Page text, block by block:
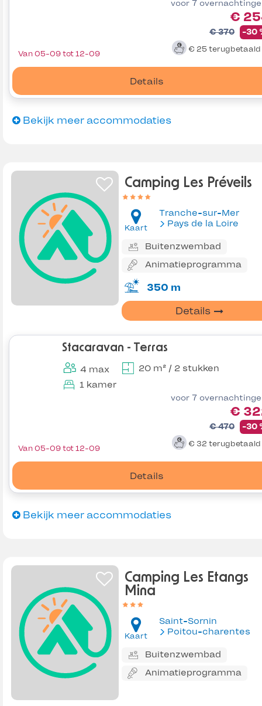
voor 7
€
€ 370 -30
€ 25 terugbetaald
Details
Van 05-09 tot 12-09
Bekijk meer accommodaties
Camping Les Préveils
Kaart
Tranche-sur-Mer
Pays de la Loire
Buitenzwembad
Animatieprogramma
350 m
Details
Stacaravan - Terras
4 max
20 m² / 2 stukken
1 kamer
voor 7
€
€ 470 -30
€ 32 terugbetaald
Details
Van 05-09 tot 12-09
Bekijk meer accommodaties
Camping Les Etangs
Mina
Kaart
Saint-Sornin
Poitou-charentes
Buitenzwembad
Animatieprogramma